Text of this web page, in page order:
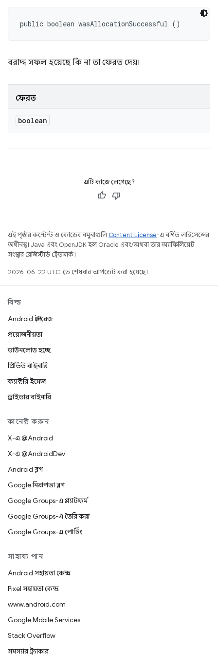
public boolean wasAllocationSuccessful ()
বরাদ্দ সফল হয়েছে কি না তা ফেরত দেয়।
ফেরত
boolean
এটি কাজে লেগেছে?
এই পৃষ্ঠার কন্টেন্ট ও কোডের নমুনাগুলিContent License-এ বর্ণিত লাইসেন্সের
অধীনস্থ। Java এবং OpenJDK হল Oracle এবং/অথবা তার অ্যাফিলিয়েট
সংস্থার রেজিস্টার্ড ট্রেডমার্ক।
2026-06-22 UTC-তে শেষবার আপডেট করা হয়েছে।
বিল্ড
Android স্টোরেজ
প্রয়োজনীয়তা
ডাউনলোড হচ্ছে
প্রিভিউ বাইনারি
ফ্যাক্টরি ইমেজ
ড্রাইভার বাইনারি
কানেক্ট করুন
X-এ @Android
X-এ @AndroidDev
Android ব্লগ
Google নিরাপত্তা ব্লগ
Google Groups-এ প্ল্যাটফর্ম
Google Groups-এ তৈরি করা
Google Groups-এ পোর্টিং
সাহায্য পান
Android সহায়তা কেন্দ্র
Pixel সহায়তা কেন্দ্র
www.android.com
Google Mobile Services
Stack Overflow
সমস্যার ট্র্যাকার